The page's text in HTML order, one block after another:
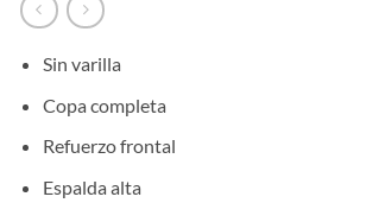
Sin varilla
Copa completa
Refuerzo frontal
Espalda alta